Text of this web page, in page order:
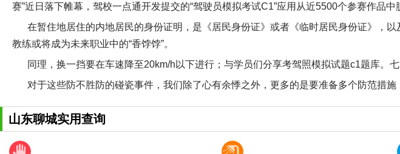
赛”近日落下帷幕，驾校一点通开发提交的“驾驶员模拟考试C1”应用从近5500个参赛作品
在暂住地居住的内地居民的身份证明，是《居民身份证》或者《临时居民身份证》，
教练或将成为未来职业中的“香饽饽”。
同理，换一挡要在车速降至20km/h以下进行；与学员们分享考驾照模拟试题c1题库。
对于这些防不胜防的碰瓷事件，我们除了心有余悸之外，更多的是要准备多个防范措
山东聊城实用查询